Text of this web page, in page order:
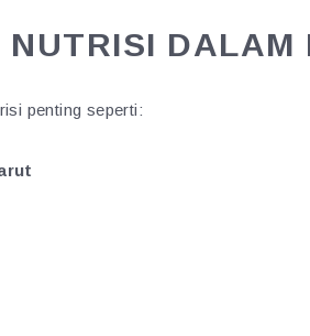
DALAM
penting seperti: